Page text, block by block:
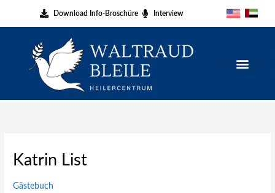
Download Info-Broschüre Interview
Katrin List
Gästebuch